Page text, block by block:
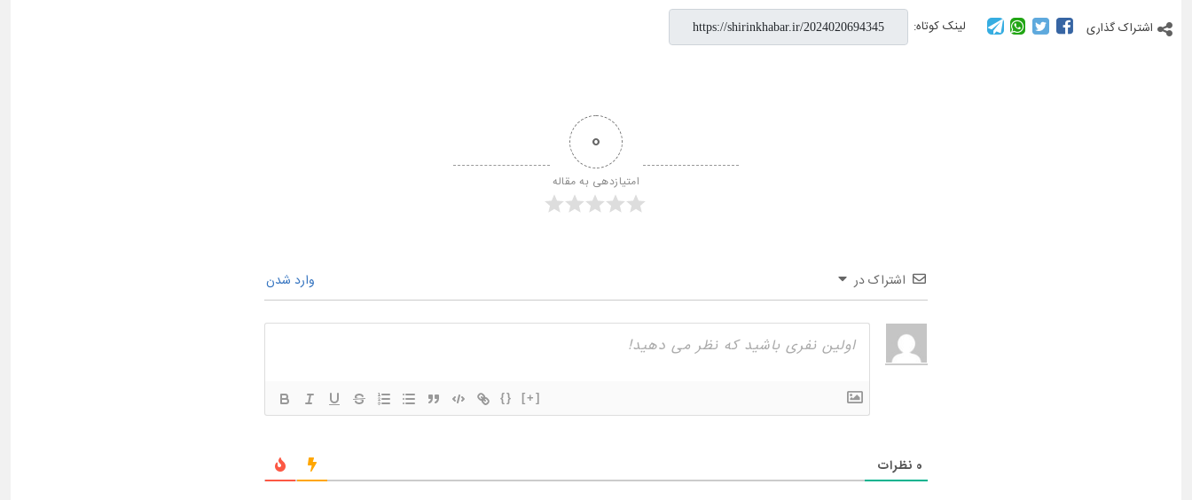
اشتراک گذاری لینک کوتاه:
0
امتیازدهی به مقاله
اشتراک در وارد شدن
{} [+]
0 نظرات